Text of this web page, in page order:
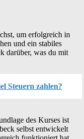
um erfolgreich in
und ein stabiles
darüber, was du mit
Steuern zahlen?
des Kurses ist
selbst entwickelt